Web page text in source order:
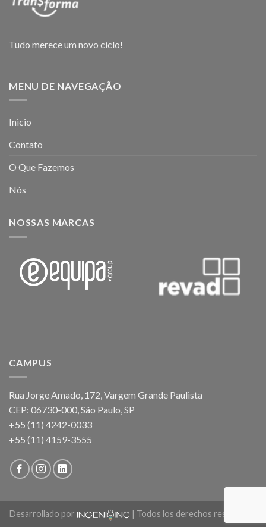
Tudo merece um novo ciclo!
MENU DE NAVEGAÇÃO
Inicio
Contato
O Que Fazemos
Nós
NOSSAS MARCAS
CAMPUS
Rua Jorge Amado, 172, Vargem Grande Paulista
CEP: 06730-000, São Paulo, SP
+55 (11) 4242-0033
+55 (11) 4159-3555
Desarrollado por | Todos los derechos reservados